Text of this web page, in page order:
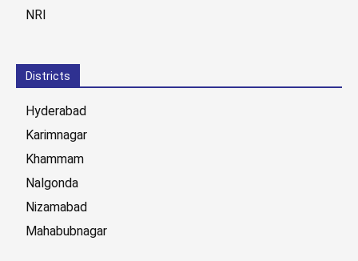
NRI
Districts
Hyderabad
Karimnagar
Khammam
Nalgonda
Nizamabad
Mahabubnagar